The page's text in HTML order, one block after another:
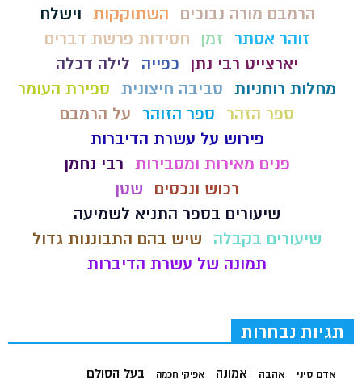
הרמבם מורה נבוכים
השתוקקות וישלח
זוהר אסתר
זמן
חסידות פרשת דברים
יארצייט רבי נתן
כפייה
לילה דכלה
מחלות רוחניות סביבה חיצונית ספירת העומר
ספר הזהר
ספר הזוהר
על הרמבם
פירוש על עשרת הדיברות
פנים מאירות ומסבירות רבי נחמן
רכוש ונכסים
שטן
שיעורים בספר התניא לשמיעה
שיעורים בקבלה
שיש בהם התבוננות גדול
תמונה של עשרת הדיברות
תגיות נבחרות
אדם סיני אהבה אמונה אפיקי חכמה בעל הסולם